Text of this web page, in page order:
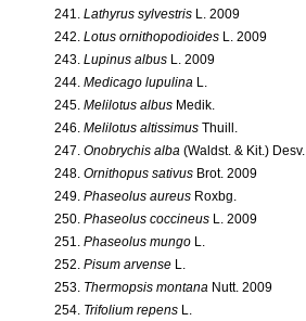
241. Lathyrus sylvestris L. 2009
242. Lotus ornithopodioides L. 2009
243. Lupinus albus L. 2009
244. Medicago lupulina L.
245. Melilotus albus Medik.
246. Melilotus altissimus Thuill.
247. Onobrychis alba (Waldst. & Kit.) Desv.
248. Ornithopus sativus Brot. 2009
249. Phaseolus aureus Roxbg.
250. Phaseolus coccineus L. 2009
251. Phaseolus mungo L.
252. Pisum arvense L.
253. Thermopsis montana Nutt. 2009
254. Trifolium repens L.